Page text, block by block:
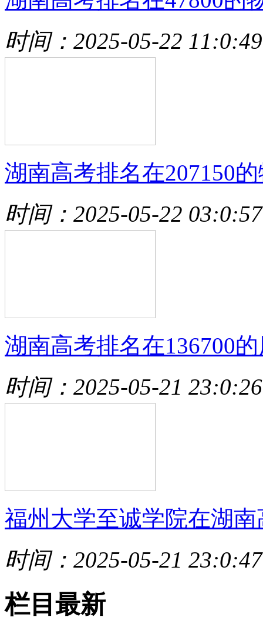
时间：2025-05-22 11:0:49
湖南高考排名在207150
时间：2025-05-22 03:0:57
湖南高考排名在136700
时间：2025-05-21 23:0:26
福州大学至诚学院在湖南
时间：2025-05-21 23:0:47
栏目最新